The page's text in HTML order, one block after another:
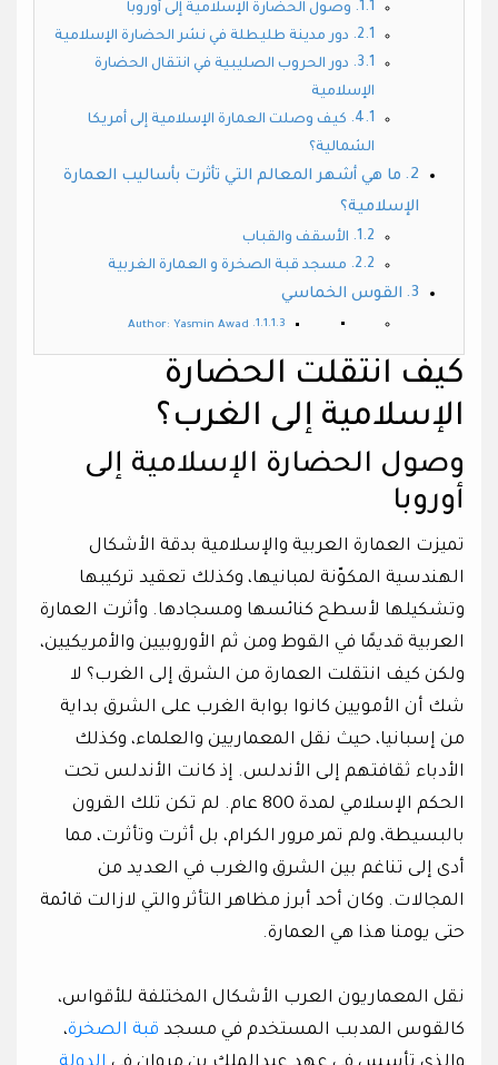
وصول الحضارة الإسلامية إلى أوروبا
دور مدينة طليطلة في نشر الحضارة الإسلامية
دور الحروب الصليبية في انتقال الحضارة
الإسلامية
كيف وصلت العمارة الإسلامية إلى أمريكا
الشمالية؟
ما هي أشهر المعالم التي تأثرت بأساليب العمارة
الإسلامية؟
الأسقف والقباب
مسجد قبة الصخرة و العمارة الغربية
القوس الخماسي
Author: Yasmin Awad
كيف انتقلت الحضارة
الإسلامية إلى الغرب؟
وصول الحضارة الإسلامية إلى
أوروبا
تميزت العمارة العربية والإسلامية بدقة الأشكال
الهندسية المكوّنة لمبانيها، وكذلك تعقيد تركيبها
وتشكيلها لأسطح كنائسها ومسجادها. وأثرت العمارة
العربية قديمًا في القوط ومن ثم الأوروبيين والأمريكيين،
ولكن كيف انتقلت العمارة من الشرق إلى الغرب؟ لا
شك أن الأمويين كانوا بوابة الغرب على الشرق بداية
من إسبانيا، حيث نقل المعماريين والعلماء، وكذلك
الأدباء ثقافتهم إلى الأندلس. إذ كانت الأندلس تحت
الحكم الإسلامي لمدة 800 عام. لم تكن تلك القرون
بالبسيطة، ولم تمر مرور الكرام، بل أثرت وتأثرت، مما
أدى إلى تناغم بين الشرق والغرب في العديد من
المجالات. وكان أحد أبرز مظاهر التأثر والتي لازالت قائمة
حتى يومنا هذا هي العمارة.
نقل المعماريون العرب الأشكال المختلفة للأقواس،
كالقوس المدبب المستخدم في مسجد قبة الصخرة،